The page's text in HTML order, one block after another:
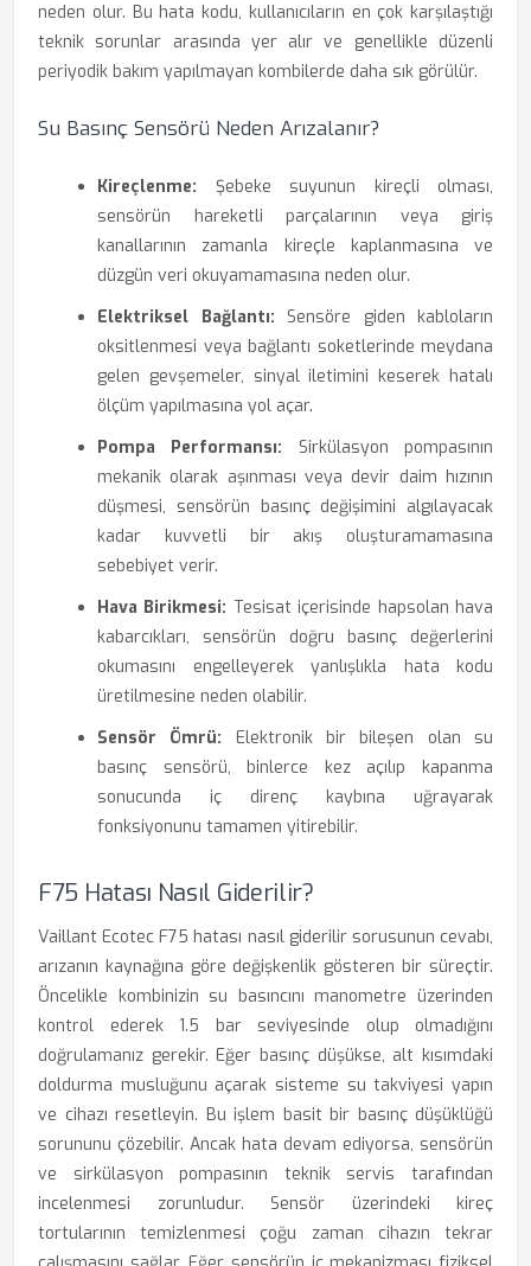
neden olur. Bu hata kodu, kullanıcıların en çok karşılaştığı
teknik sorunlar arasında yer alır ve genellikle düzenli
periyodik bakım yapılmayan kombilerde daha sık görülür.
Su Basınç Sensörü Neden Arızalanır?
Kireçlenme: Şebeke suyunun kireçli olması,
sensörün hareketli parçalarının veya giriş
kanallarının zamanla kireçle kaplanmasına ve
düzgün veri okuyamamasına neden olur.
Elektriksel Bağlantı: Sensöre giden kabloların
oksitlenmesi veya bağlantı soketlerinde meydana
gelen gevşemeler, sinyal iletimini keserek hatalı
ölçüm yapılmasına yol açar.
Pompa Performansı: Sirkülasyon pompasının
mekanik olarak aşınması veya devir daim hızının
düşmesi, sensörün basınç değişimini algılayacak
kadar kuvvetli bir akış oluşturamamasına
sebebiyet verir.
Hava Birikmesi: Tesisat içerisinde hapsolan hava
kabarcıkları, sensörün doğru basınç değerlerini
okumasını engelleyerek yanlışlıkla hata kodu
üretilmesine neden olabilir.
Sensör Ömrü: Elektronik bir bileşen olan su
basınç sensörü, binlerce kez açılıp kapanma
sonucunda iç direnç kaybına uğrayarak
fonksiyonunu tamamen yitirebilir.
F75 Hatası Nasıl Giderilir?
Vaillant Ecotec F75 hatası nasıl giderilir sorusunun cevabı,
arızanın kaynağına göre değişkenlik gösteren bir süreçtir.
Öncelikle kombinizin su basıncını manometre üzerinden
kontrol ederek 1.5 bar seviyesinde olup olmadığını
doğrulamanız gerekir. Eğer basınç düşükse, alt kısımdaki
doldurma musluğunu açarak sisteme su takviyesi yapın
ve cihazı resetleyin. Bu işlem basit bir basınç düşüklüğü
sorununu çözebilir. Ancak hata devam ediyorsa, sensörün
ve sirkülasyon pompasının teknik servis tarafından
incelenmesi zorunludur. Sensör üzerindeki kireç
tortularının temizlenmesi çoğu zaman cihazın tekrar